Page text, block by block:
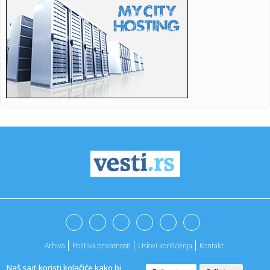
Naš sajt koristi kolačiće kako bi
‘Second Song...
11:15:Šok otkriće u stanu Saše Vidića: Pronađen rukopis knjige
koj...
11:10:Lozano na pozajmici u Galaksiju
11:04:Данас се ово не ради у кући: Срби ...
Prepoznali glas Barta Simpsona u avionu, a onda joj dali
Zatvara se put Gaj–Kajtasovo, saobraćaj se preusmerava
na alte...
10:58:Берза винила, компакт-дискова, ...
Arhiva Politika privatnosti Uslovi korišćenja Kontakt